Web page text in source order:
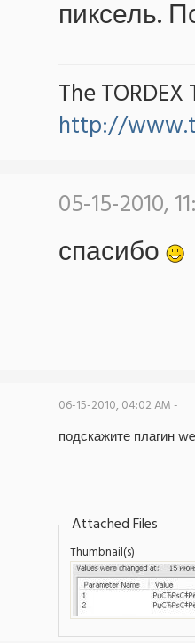
пиксель.
The TORDEX
http://
05-15-2010,
спасибо
06-15-2010, 04:02 AM -
подскажите плагин
Attached Files
Thumbnail(s)